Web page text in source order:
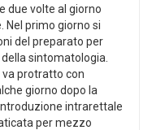
due volte al giorno
primo giorno si
del preparato per
sintomatologia.
protratto con
giorno dopo la
intrarettale
per mezzo